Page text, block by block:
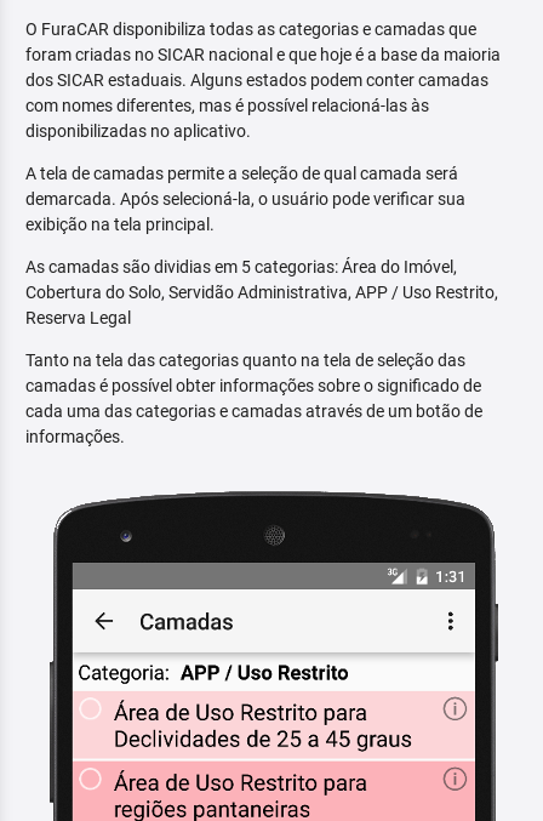
O FuraCAR disponibiliza todas as categorias e camadas que
foram criadas no SICAR nacional e que hoje é a base da maioria
dos SICAR estaduais. Alguns estados podem conter camadas
com nomes diferentes, mas é possível relacioná-las às
disponibilizadas no aplicativo.
A tela de camadas permite a seleção de qual camada será
demarcada. Após selecioná-la, o usuário pode verificar sua
exibição na tela principal.
As camadas são dividias em 5 categorias: Área do Imóvel,
Cobertura do Solo, Servidão Administrativa, APP / Uso Restrito,
Reserva Legal
Tanto na tela das categorias quanto na tela de seleção das
camadas é possível obter informações sobre o significado de
cada uma das categorias e camadas através de um botão de
informações.